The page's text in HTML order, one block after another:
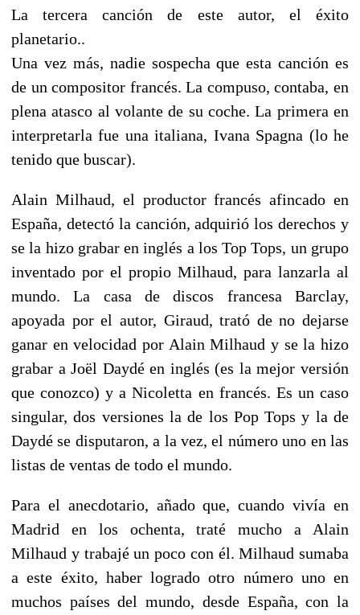
La tercera canción de este autor, el éxito
planetario..
Una vez más, nadie sospecha que esta canción es
de un compositor francés. La compuso, contaba, en
plena atasco al volante de su coche. La primera en
interpretarla fue una italiana, Ivana Spagna (lo he
tenido que buscar).
Alain Milhaud, el productor francés afincado en
España, detectó la canción, adquirió los derechos y
se la hizo grabar en inglés a los Top Tops, un grupo
inventado por el propio Milhaud, para lanzarla al
mundo. La casa de discos francesa Barclay,
apoyada por el autor, Giraud, trató de no dejarse
ganar en velocidad por Alain Milhaud y se la hizo
grabar a Joël Daydé en inglés (es la mejor versión
que conozco) y a Nicoletta en francés. Es un caso
singular, dos versiones la de los Pop Tops y la de
Daydé se disputaron, a la vez, el número uno en las
listas de ventas de todo el mundo.
Para el anecdotario, añado que, cuando vivía en
Madrid en los ochenta, traté mucho a Alain
Milhaud y trabajé un poco con él. Milhaud sumaba
a este éxito, haber logrado otro número uno en
muchos países del mundo, desde España, con la